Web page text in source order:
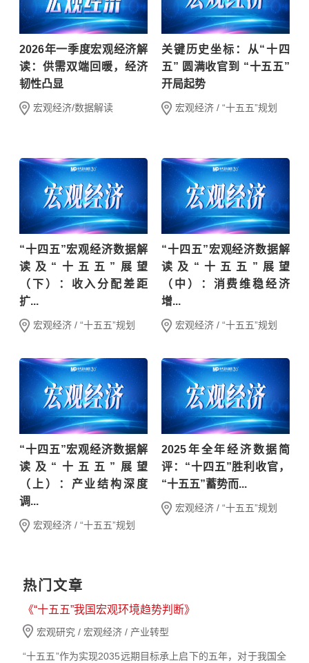
2026年一季度宏观经济解
读：供需双端回暖，经济
韧性凸显
宏观经济/数据解读
关键历史坐标：从“十四
五” 圆满收官到 “十五五”
开局起势
宏观经济 / “十五五”规划
“十四五”宏观经济数据解
读及“十五五”展望
（下）：收入分配差距
扩...
宏观经济 / “十五五”规划
“十四五”宏观经济数据解
读及“十五五”展望
（中）：消费维稳经济
增...
宏观经济 / “十五五”规划
“十四五”宏观经济数据解
读及“十五五”展望
（上）：产业结构深度
调...
宏观经济 / “十五五”规划
2025年全年经济数据简
评：“十四五”胜利收官，
“十五五”蓄势而...
宏观经济 / “十五五”规划
热门文章
《“十五五”我国宏观环境趋势判断》
宏观研究 / 宏观经济 / 产业转型
“十五五”作为实现2035远期目标承上启下的五年，对于我国全